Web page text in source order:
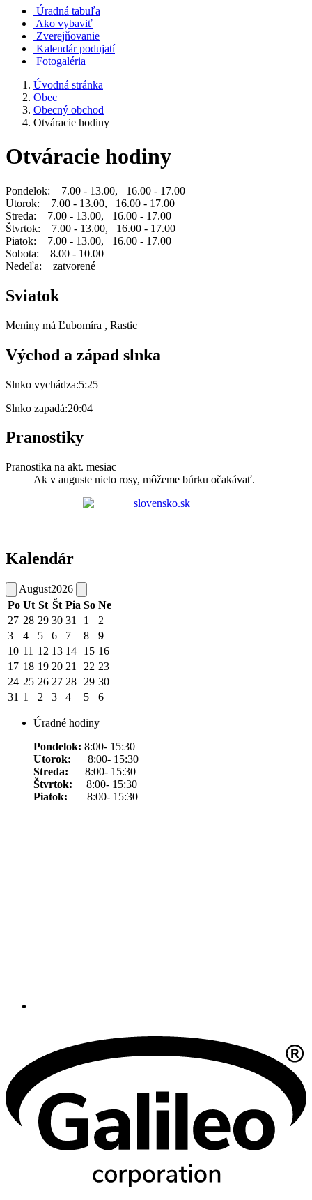
Úradná tabuľa
Ako vybaviť
Zverejňovanie
Kalendár podujatí
Fotogaléria
Úvodná stránka
Obec
Obecný obchod
Otváracie hodiny
Otváracie hodiny
Pondelok: 7.00 - 13.00, 16.00 - 17.00
Utorok: 7.00 - 13.00, 16.00 - 17.00
Streda: 7.00 - 13.00, 16.00 - 17.00
Štvrtok: 7.00 - 13.00, 16.00 - 17.00
Piatok: 7.00 - 13.00, 16.00 - 17.00
Sobota: 8.00 - 10.00
Nedeľa: zatvorené
Sviatok
Meniny má Ľubomíra , Rastic
Východ a západ slnka
Slnko vychádza:5:25
Slnko zapadá:20:04
Pranostiky
Pranostika na akt. mesiac
Ak v auguste nieto rosy, môžeme búrku očakávať.
Kalendár
August2026
Po Ut St Št Pia So Ne
27 28 29 30 31 1
2
3
4 5 6 7 8
9
10 11 12 13 14 15 16
17 18 19 20 21 22 23
24 25 26 27 28 29 30
31 1 2 3 4 5 6
Úradné hodiny
Pondelok: 8:00- 15:30
Utorok: 8:00- 15:30
Streda: 8:00- 15:30
Štvrtok: 8:00- 15:30
Piatok: 8:00- 15:30